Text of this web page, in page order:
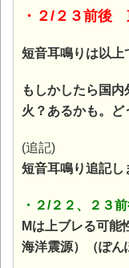
・２/２３前後
短音耳鳴りは以上
もしかしたら国
火？あるかも。ど
(追記)
短音耳鳴り追記し
・２/２２、２
Mは上ブレる可能
海洋震源）（ぽん